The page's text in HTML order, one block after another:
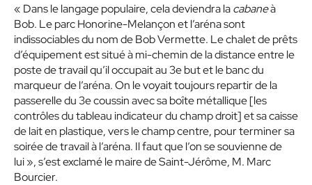
« Dans le langage populaire, cela deviendra lacabaneà
Bob. Le parc Honorine-Melançon et l’aréna sont
indissociables du nom de Bob Vermette. Le chalet de prêts
d’équipement est situé à mi-chemin de la distance entre le
poste de travail qu’il occupait au 3e but et le banc du
marqueur de l’aréna. On le voyait toujours repartir de la
passerelle du 3e coussin avec sa boîte métallique [les
contrôles du tableau indicateur du champ droit] et sa caisse
de lait en plastique, vers le champ centre, pour terminer sa
soirée de travail à l’aréna. Il faut que l’on se souvienne de
lui », s’est exclamé le maire de Saint-Jérôme, M. Marc
Bourcier.